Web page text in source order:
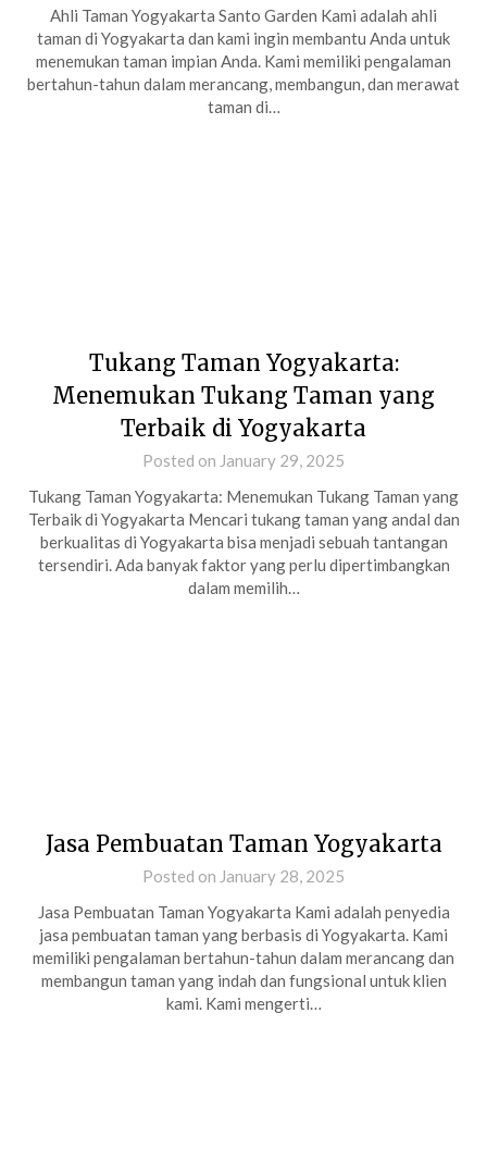
Ahli Taman Yogyakarta Santo Garden Kami adalah ahli
taman di Yogyakarta dan kami ingin membantu Anda untuk
menemukan taman impian Anda. Kami memiliki pengalaman
bertahun-tahun dalam merancang, membangun, dan merawat
taman di…
Tukang Taman Yogyakarta:
Menemukan Tukang Taman yang
Terbaik di Yogyakarta
Posted on January 29, 2025
Tukang Taman Yogyakarta: Menemukan Tukang Taman yang
Terbaik di Yogyakarta Mencari tukang taman yang andal dan
berkualitas di Yogyakarta bisa menjadi sebuah tantangan
tersendiri. Ada banyak faktor yang perlu dipertimbangkan
dalam memilih…
Jasa Pembuatan Taman Yogyakarta
Posted on January 28, 2025
Jasa Pembuatan Taman Yogyakarta Kami adalah penyedia
jasa pembuatan taman yang berbasis di Yogyakarta. Kami
memiliki pengalaman bertahun-tahun dalam merancang dan
membangun taman yang indah dan fungsional untuk klien
kami. Kami mengerti…